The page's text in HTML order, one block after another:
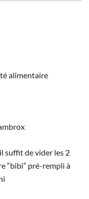
alimentaire
suffit de vider les 2
“bibi” pré-rempli à